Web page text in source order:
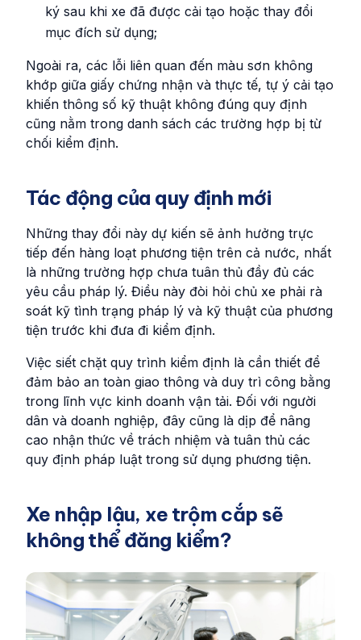
ký sau khi xe đã được cải tạo hoặc thay đổi
mục đích sử dụng;
Ngoài ra, các lỗi liên quan đến màu sơn không
khớp giữa giấy chứng nhận và thực tế, tự ý cải tạo
khiến thông số kỹ thuật không đúng quy định
cũng nằm trong danh sách các trường hợp bị từ
chối kiểm định.
Tác động của quy định mới
Những thay đổi này dự kiến sẽ ảnh hưởng trực
tiếp đến hàng loạt phương tiện trên cả nước, nhất
là những trường hợp chưa tuân thủ đầy đủ các
yêu cầu pháp lý. Điều này đòi hỏi chủ xe phải rà
soát kỹ tình trạng pháp lý và kỹ thuật của phương
tiện trước khi đưa đi kiểm định.
Việc siết chặt quy trình kiểm định là cần thiết để
đảm bảo an toàn giao thông và duy trì công bằng
trong lĩnh vực kinh doanh vận tải. Đối với người
dân và doanh nghiệp, đây cũng là dịp để nâng
cao nhận thức về trách nhiệm và tuân thủ các
quy định pháp luật trong sử dụng phương tiện.
Xe nhập lậu, xe trộm cắp sẽ
không thể đăng kiểm?